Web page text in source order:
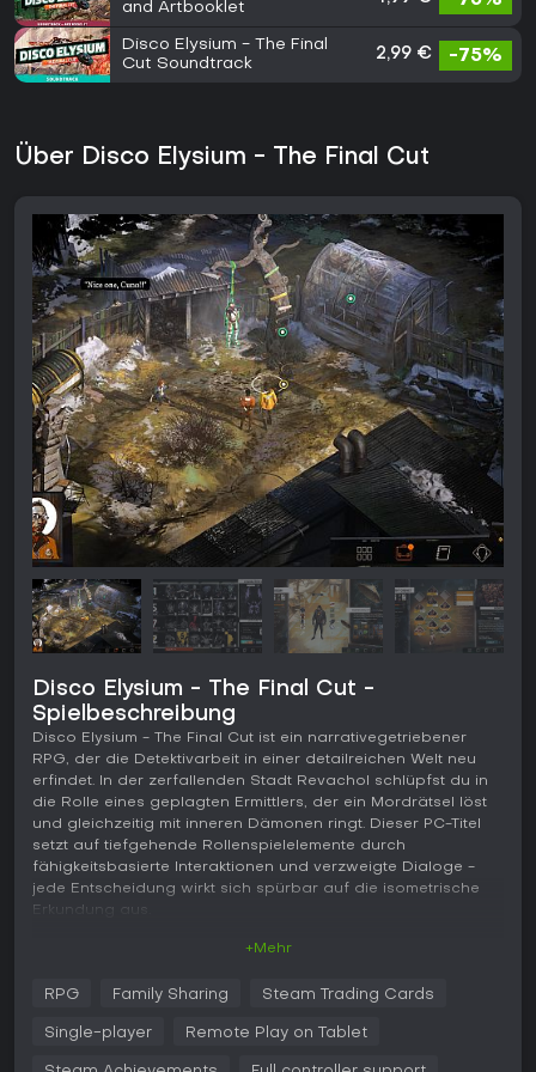
and Artbooklet
Disco Elysium - The Final
Cut Soundtrack
2,99 € -75%
Über Disco Elysium - The Final Cut
Disco Elysium - The Final Cut -
Spielbeschreibung
Disco Elysium - The Final Cut ist ein narrativegetriebener
RPG, der die Detektivarbeit in einer detailreichen Welt neu
erfindet. In der zerfallenden Stadt Revachol schlüpfst du in
die Rolle eines geplagten Ermittlers, der ein Mordrätsel löst
und gleichzeitig mit inneren Dämonen ringt. Dieser PC-Titel
setzt auf tiefgehende Rollenspielelemente durch
fähigkeitsbasierte Interaktionen und verzweigte Dialoge -
jede Entscheidung wirkt sich spürbar auf die isometrische
Erkundung aus.
System mit 24 einzigartigen Fähigkeiten, die Gespräche,
Ermittlungen und Umgebungsrätsel prägen. Fähigkeiten wie
Dialogoptionen oder intuitive Einsichten, während
+Mehr
RPG Family Sharing Steam Trading Cards
Single-player Remote Play on Tablet